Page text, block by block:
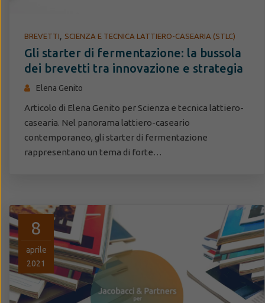
BREVETTI, SCIENZA E TECNICA LATTIERO-CASEARIA (STLC)
Gli starter di fermentazione: la bussola
dei brevetti tra innovazione e strategia
Elena Genito
Articolo di Elena Genito per Scienza e tecnica lattiero-
casearia. Nel panorama lattiero-caseario
contemporaneo, gli starter di fermentazione
rappresentano un tema di forte…
8
aprile
2021